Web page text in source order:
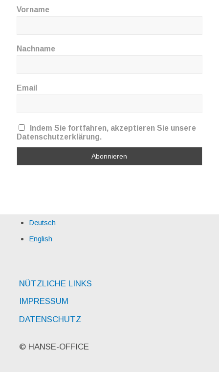
Vorname
Nachname
Email
Indem Sie fortfahren, akzeptieren Sie unsere
Datenschutzerklärung.
Deutsch
English
NÜTZLICHE LINKS
IMPRESSUM
DATENSCHUTZ
© HANSE-OFFICE